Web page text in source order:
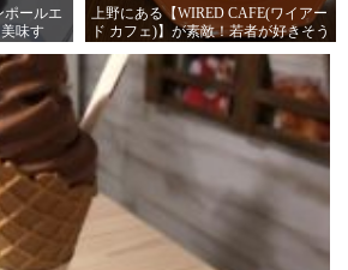
ポールエ
味す
上野にある【WIRED CAFE(ワイアー
ド カフェ)】が素敵！若者が好きそう